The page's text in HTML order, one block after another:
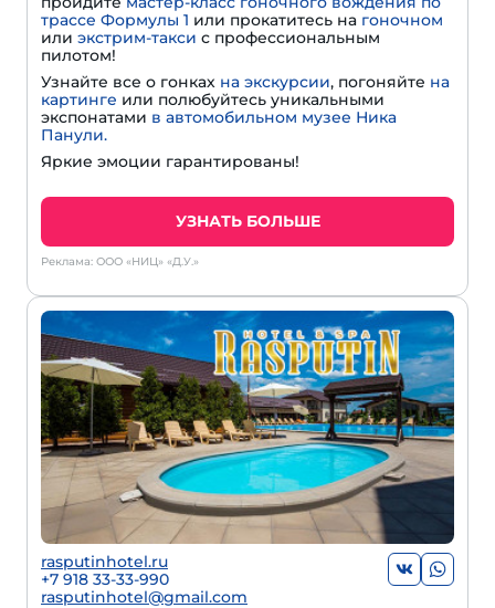
трассе Формулы 1 или прокатитесь на гоночном
или экстрим-такси с профессиональным
пилотом!
Узнайте все о гонках на экскурсии, погоняйте на
картинге или полюбуйтесь уникальными
экспонатами в автомобильном музее Ника
Панули.
Яркие эмоции гарантированы!
УЗНАТЬ БОЛЬШЕ
Реклама: ООО «НИЦ» «Д.У.»
rasputinhotel.ru
+7 918 33-33-990
rasputinhotel@gmail.com